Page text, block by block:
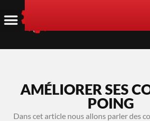
AMÉLIORER SES
POING
Dans cet article nous allons parler des